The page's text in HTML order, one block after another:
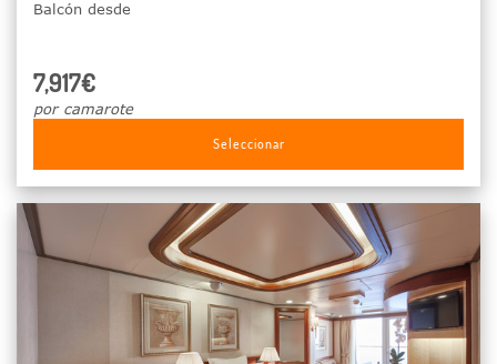
Balcón desde
7,917€
por camarote
Seleccionar